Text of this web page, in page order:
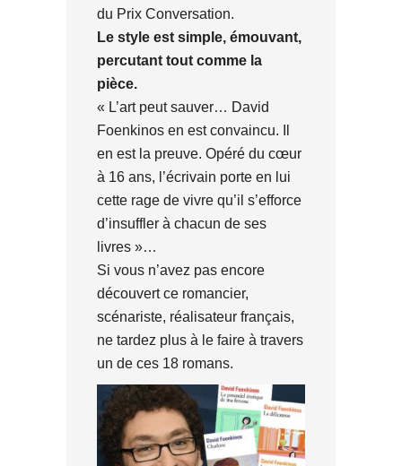
du Prix Conversation.
Le style est simple, émouvant,
percutant tout comme la
pièce.
« L’art peut sauver… David
Foenkinos en est convaincu. Il
en est la preuve. Opéré du cœur
à 16 ans, l’écrivain porte en lui
cette rage de vivre qu’il s’efforce
d’insuffler à chacun de ses
livres »…
Si vous n’avez pas encore
découvert ce romancier,
scénariste, réalisateur français,
ne tardez plus à le faire à travers
un de ces 18 romans.